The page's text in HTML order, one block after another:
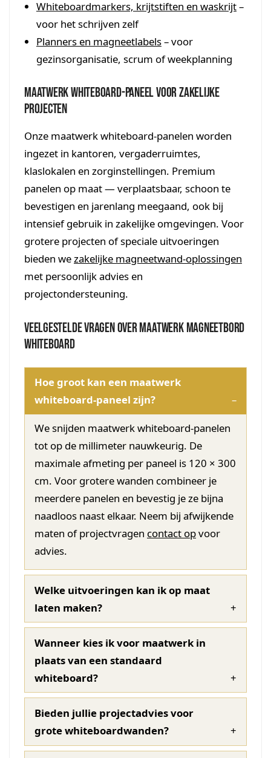
Whiteboardmarkers, krijtstiften en waskrijt–
voor het schrijven zelf
Planners en magneetlabels– voor
gezinsorganisatie, scrum of weekplanning
Maatwerk whiteboard-paneel voor zakelijke
projecten
Onze maatwerk whiteboard-panelen worden
ingezet in kantoren, vergaderruimtes,
klaslokalen en zorginstellingen. Premium
panelen op maat — verplaatsbaar, schoon te
bevestigen en jarenlang meegaand, ook bij
intensief gebruik in zakelijke omgevingen. Voor
grotere projecten of speciale uitvoeringen
bieden wezakelijke magneetwand-oplossingen
met persoonlijk advies en
projectondersteuning.
Veelgestelde vragen over maatwerk magneetbord
whiteboard
Hoe groot kan een maatwerk
whiteboard-paneel zijn?
We snijden maatwerk whiteboard-panelen
tot op de millimeter nauwkeurig. De
maximale afmeting per paneel is 120 × 300
cm. Voor grotere wanden combineer je
meerdere panelen en bevestig je ze bijna
naadloos naast elkaar. Neem bij afwijkende
maten of projectvragen contact opvoor
advies.
Welke uitvoeringen kan ik op maat
laten maken?
Wanneer kies ik voor maatwerk in
plaats van een standaard
whiteboard?
Bieden jullie projectadvies voor
grote whiteboardwanden?